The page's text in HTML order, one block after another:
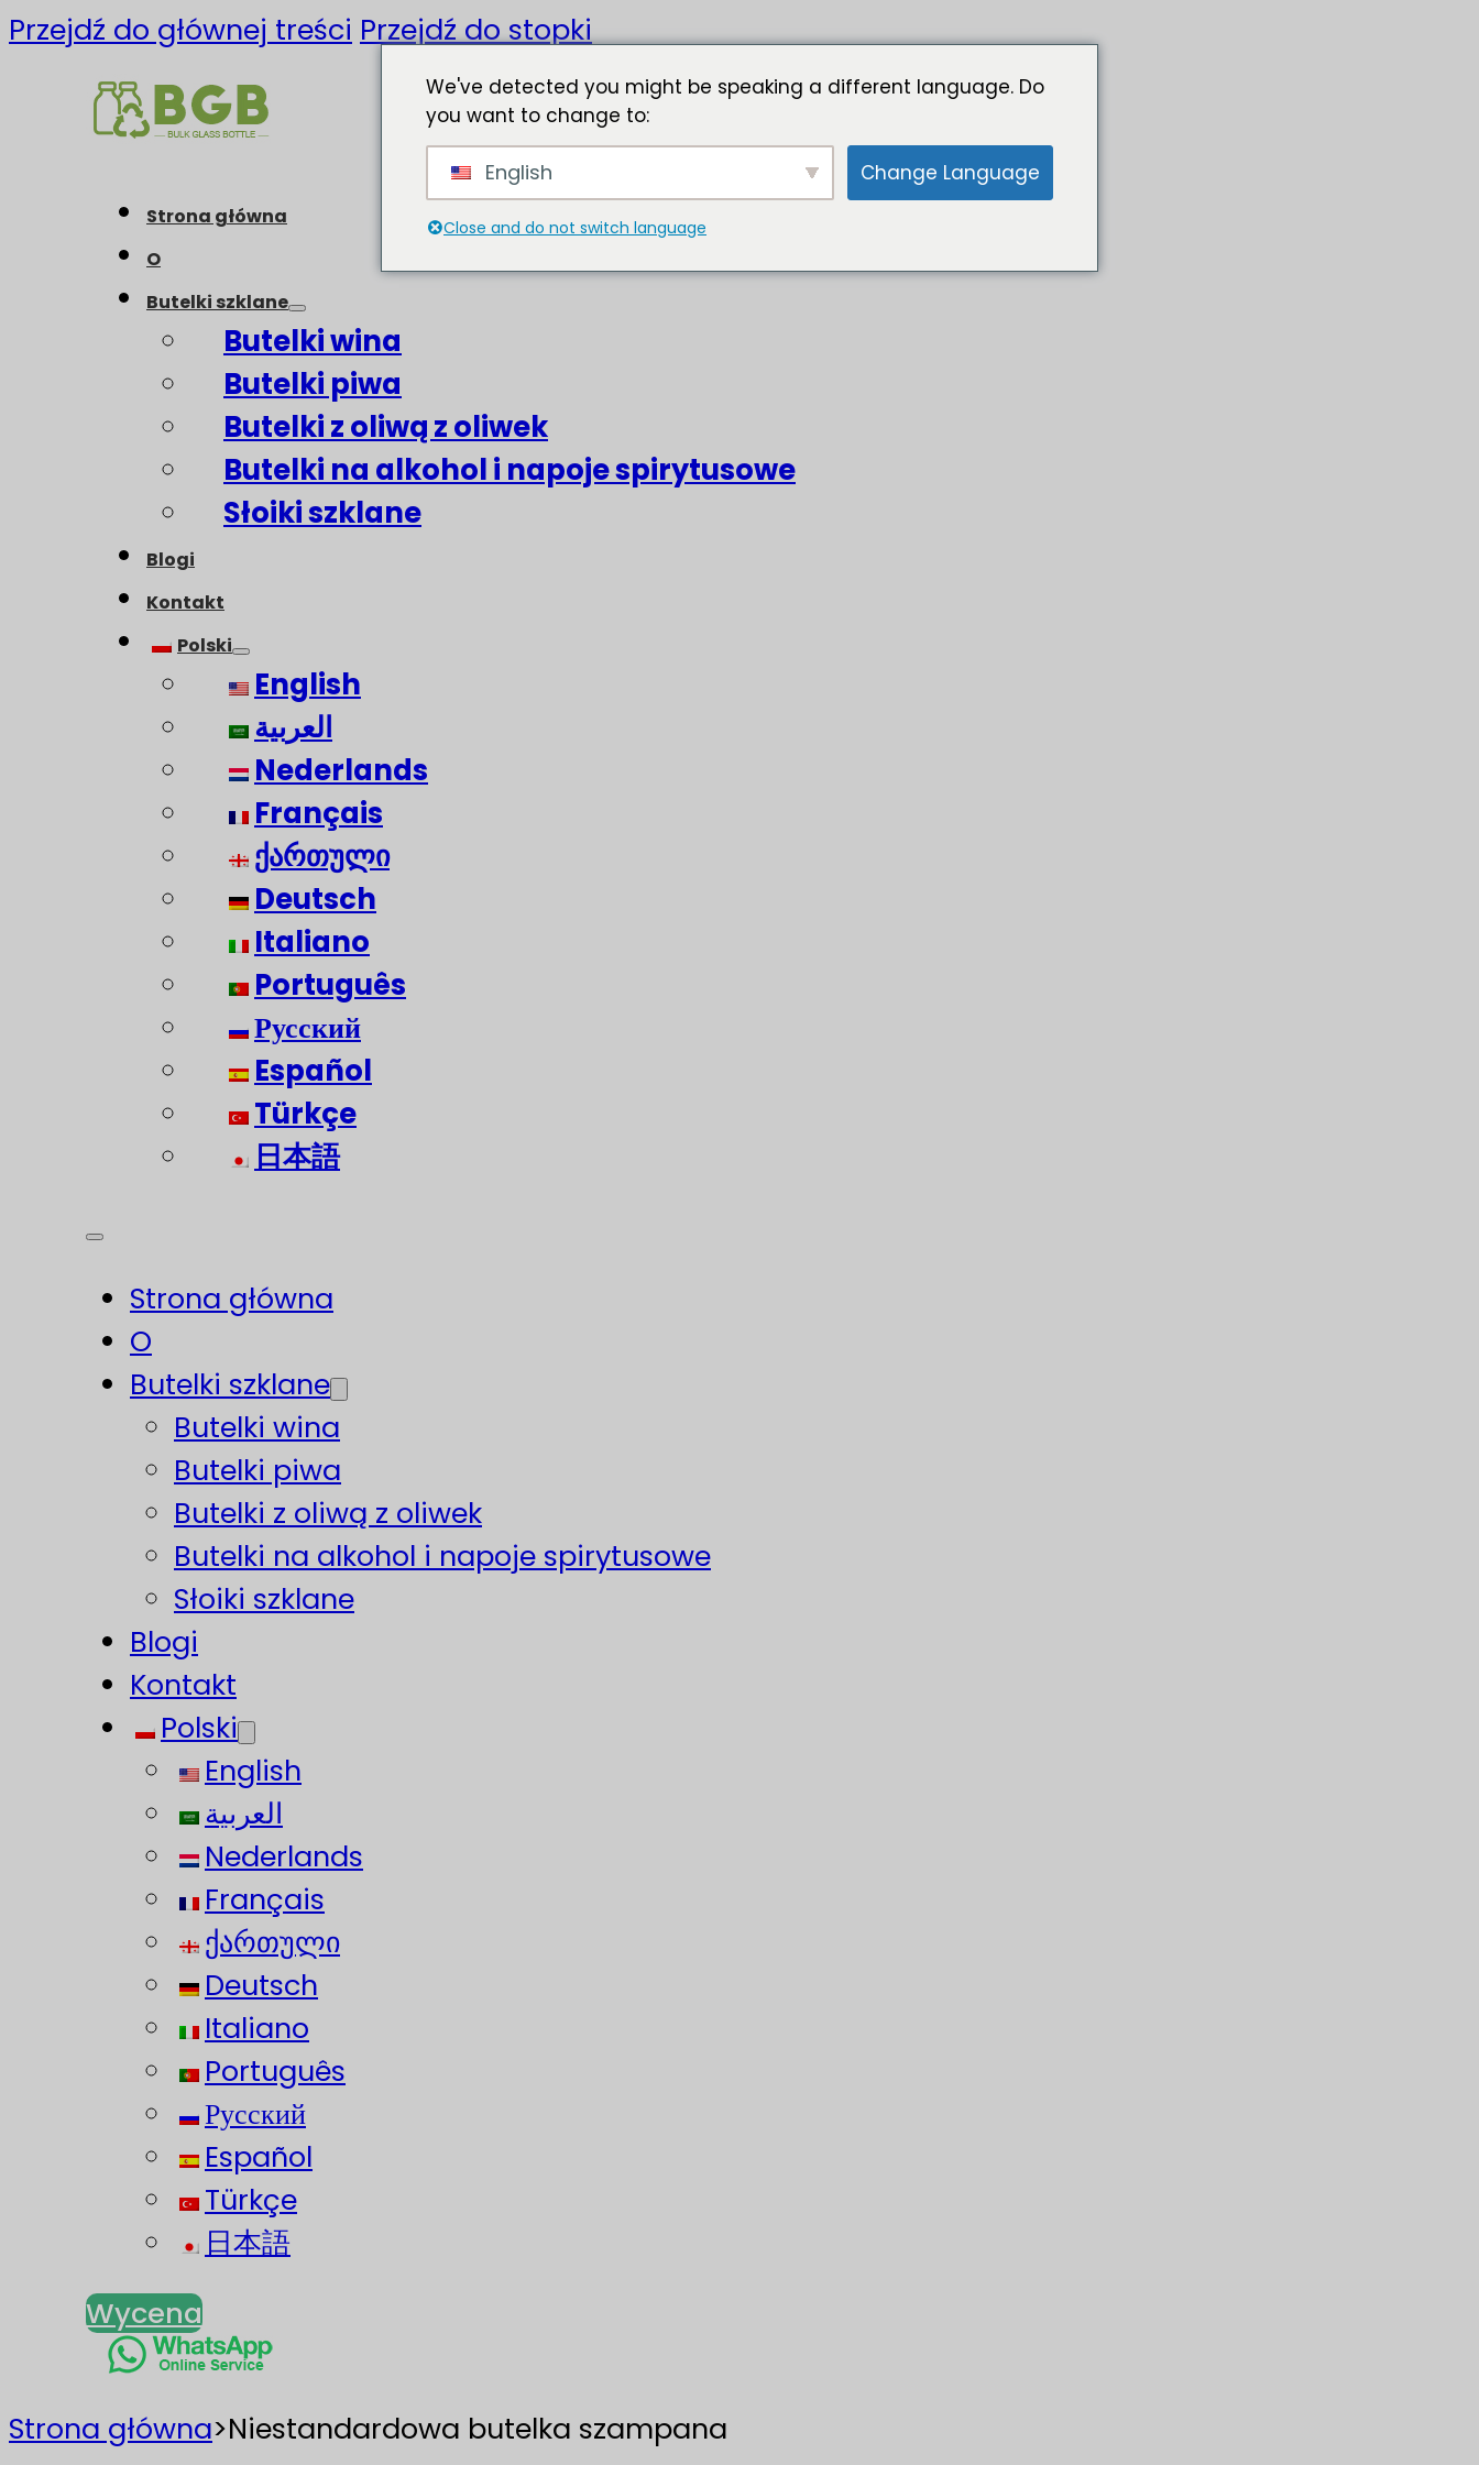
Przejdź do głównej treści Przejdź do stopki
Strona główna
O
Butelki szklane
Butelki wina
Butelki piwa
Butelki z oliwą z oliwek
Butelki na alkohol i napoje spirytusowe
Słoiki szklane
Blogi
Kontakt
Polski
English
العربية
Nederlands
Français
ქართული
Deutsch
Italiano
Português
Русский
Español
Türkçe
日本語
Strona główna
O
Butelki szklane
Butelki wina
Butelki piwa
Butelki z oliwą z oliwek
Butelki na alkohol i napoje spirytusowe
Słoiki szklane
Blogi
Kontakt
Polski
English
العربية
Nederlands
Français
ქართული
Deutsch
Italiano
Português
Русский
Español
Türkçe
日本語
Wycena
Strona główna>Niestandardowa butelka szampana
We've detected you might be speaking a different language. Do
you want to change to:
English Change Language
Close and do not switch language